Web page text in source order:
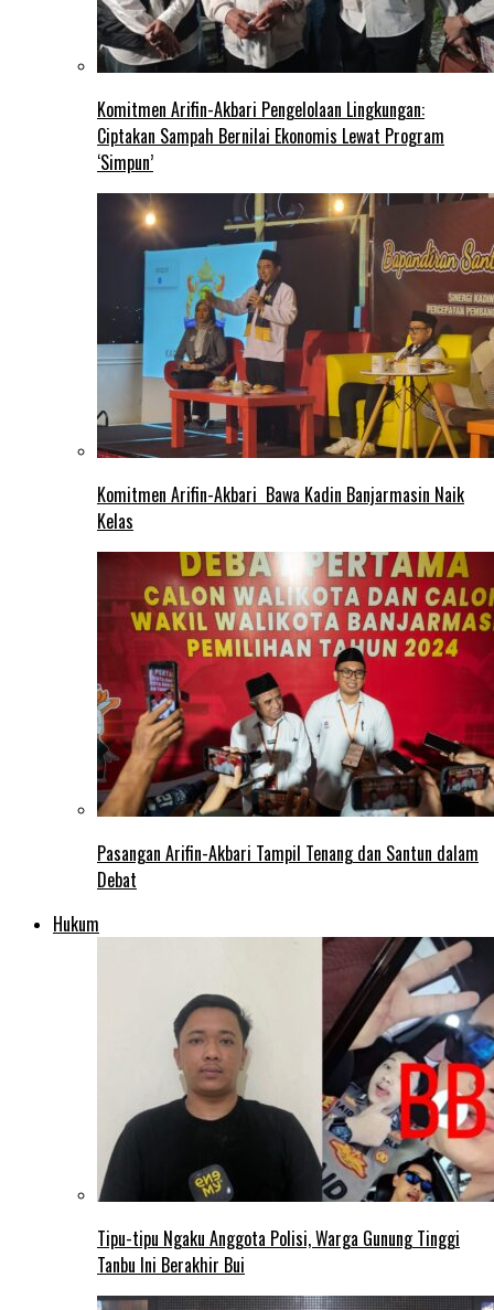
Komitmen Arifin-Akbari Pengelolaan Lingkungan:
Ciptakan Sampah Bernilai Ekonomis Lewat Program
‘Simpun’
Komitmen Arifin-Akbari Bawa Kadin Banjarmasin Naik
Kelas
Pasangan Arifin-Akbari Tampil Tenang dan Santun dalam
Debat
Hukum
Tipu-tipu Ngaku Anggota Polisi, Warga Gunung Tinggi
Tanbu Ini Berakhir Bui